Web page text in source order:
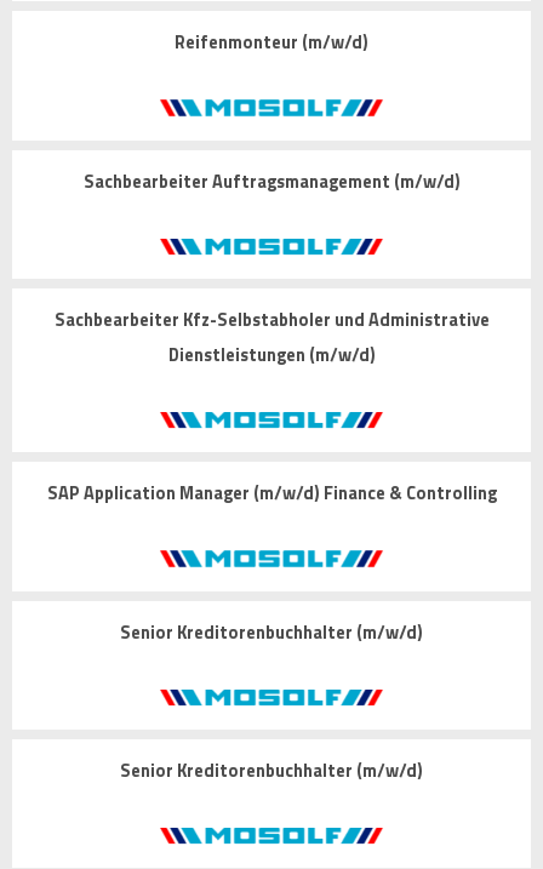
Reifenmonteur (m/w/d)
Sachbearbeiter Auftragsmanagement (m/w/d)
Sachbearbeiter Kfz-Selbstabholer und Administrative
Dienstleistungen (m/w/d)
SAP Application Manager (m/w/d) Finance & Controlling
Senior Kreditorenbuchhalter (m/w/d)
Senior Kreditorenbuchhalter (m/w/d)